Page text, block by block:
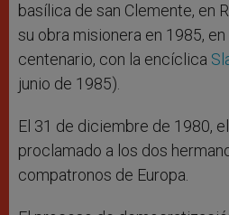
basílica de san Clemente, en
su obra misionera en 1985,
centenario, con la encíclica
junio de 1985).
El 31 de diciembre de 1980,
proclamado a los dos
compatronos de Europa.